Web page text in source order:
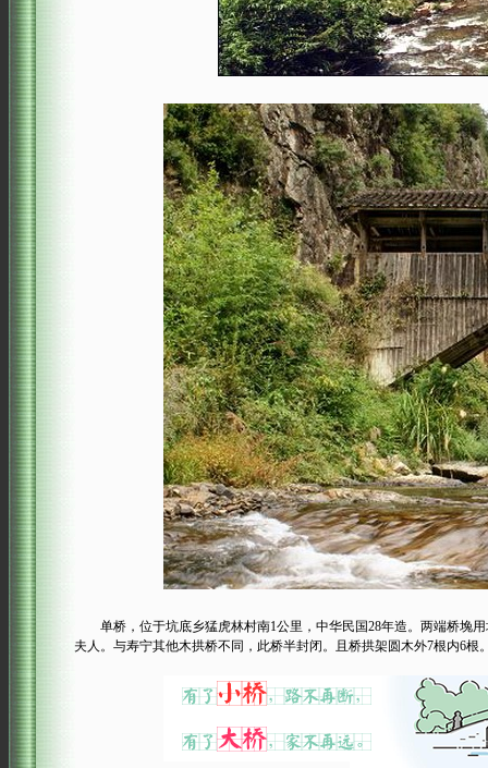
单桥，位于坑底乡猛虎林村南1公里，中华民国28年造。两端桥堍用
夫人。与寿宁其他木拱桥不同，此桥半封闭。且桥拱架圆木外7根内6根